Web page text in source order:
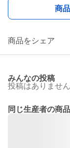
商
商品をシェア
みんなの投稿
投稿はありません
同じ生産者の商品